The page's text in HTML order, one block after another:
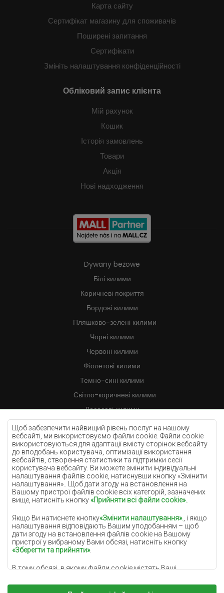
Щоб забезпечити найвищий рівень послуг на нашому
вебсайті, ми використовуємо файли cookie. Файли cookie
використовуються для адаптації вмісту сторінок вебсайту
до вподобань користувача, оптимізації використання
вебсайтів, створення статистики та підтримки сесії
користувача вебсайту. Ви можете змінити індивідуальні
налаштування файлів cookie, натиснувши кнопку «Змінити
налаштування».. Щоб дати згоду на встановлення на
Вашому пристрої файлів cookie всіх категорій, зазначених
вище, натисніть кнопку«Прийняти всі файли cookie».
Якщо Ви натиснете кнопку«Змінити налаштування». , і якщо
налаштування відповідають Вашим уподобанням – щоб
дати згоду на встановлення файлів cookie на Вашому
пристрої у вибраному Вами обсязі, натисніть кнопку
«Зберегти та прийняти».
В тому обсязі, в якому файли cookie містять Ваші
інтерес адміністратора персональних даних
Карта сайту
Сертифікат магазину для споживачів
Поширені запитання
Сертифікати
Змініть налаштування конфіденційності
Обліковий запис клієнта
Мій рахунок
Кошик
Історія замовлень
Товари
Акція
Нові надходження
Dywany beżowe
Білі килими
Коричневі покриття
Бордові килими
Пляшково-зелені килими
Чорні килими
Червоні килими
Фіолетові килими
Темно-сині килими
Світло-коричневі килими
Лососеві килими
Кремові килими
Бузкові килими
Жовті килими
М'ятні килими
Блакитні килими
Помаранчеві килими
Сірі покриття
Теракотові покриття
Зелені покриття
Золоті покриття